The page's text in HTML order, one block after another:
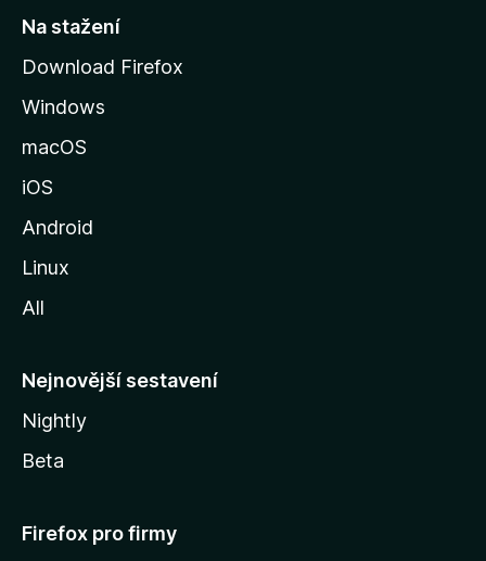
t
á
n
M
o
l
y
Na stažení
Download Firefox
Windows
macOS
iOS
Android
Linux
All
Nejnovější sestavení
Nightly
Beta
Firefox pro firmy